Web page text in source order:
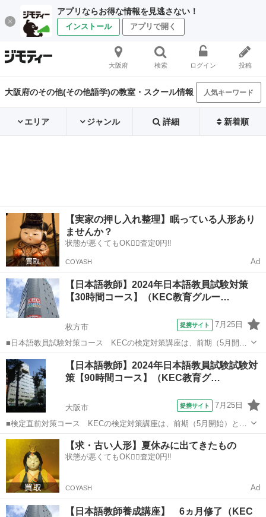
アプリならお得な情報を見逃さない！
インストール アプリで開く
大阪府 検索 ログイン 投稿
大阪府のその他(その他語学)の教室・スクール情報 人気キーワード
エリア ジャンル 詳細 新着順
【実家の押し入れ整理】眠っている人形あり
ませんか？
状態が悪くてもOK🙆‍♀️査定0円‼️
COYASH Ad
【日本語教師】2024年日本語教員試験対策
【30時間コース】（KEC教育グルー…
枚方市 提携サイト 7月25日
■日本語教員試験対策コース KECの検定対策講座は、前期（5月開
始）と後期（8月開始）の2種類の時期があり、前期には、■水曜30時
間コースと■日曜30時間コースの2コース■前期60時間と後期30時間を
加えた90時間コースも選...
大阪 枚方市 その他
【日本語教師】2024年日本語教員試験試験対
策【90時間コース】（KEC教育グ…
大阪市 提携サイト 7月25日
■検定直前対策コース KECの検定対策講座は、前期（5月開始）と後
期（7月開始）の2種類の時期があり、前期には、■水曜30時間コース
と■日曜30時間コースの2コース■前期60時間と後期（検定直前対策コ
ース）30時間を加えた9...
大阪 大阪市 その他
【求・古い人形】夏休みに出てきたもの
状態が悪くてもOK🙆‍♀️査定0円‼️
COYASH Ad
【日本語教師養成講座】 6ヵ月修了（KEC